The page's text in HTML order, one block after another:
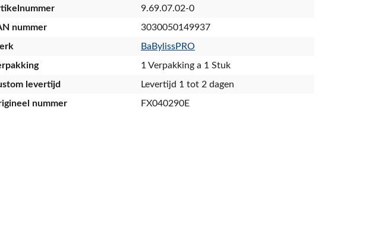
9.69.07.02-0
nummer
3030050149937
BaBylissPRO
1 Verpakking a 1 Stuk
levertijd
Levertijd 1 tot 2 dagen
nummer
FX040290E